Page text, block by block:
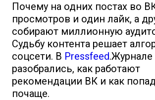
Почему на одних постах во
просмотров и один лайк, а
собирают миллионную
Судьбу контента решает
соцсети. В Pressfeed.Журнале
разобрались, как работают
рекомендации ВК и как
почаще.